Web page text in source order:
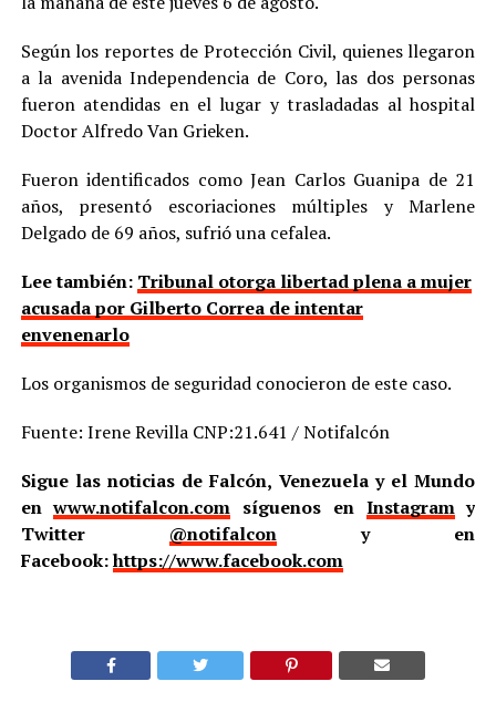
Según los reportes de Protección Civil, quienes llegaron
a la avenida Independencia de Coro, las dos personas
fueron atendidas en el lugar y trasladadas al hospital
Doctor Alfredo Van Grieken.
Fueron identificados como Jean Carlos Guanipa de 21
años, presentó escoriaciones múltiples y Marlene
Delgado de 69 años, sufrió una cefalea.
Lee también: Tribunal otorga libertad plena a mujer
acusada por Gilberto Correa de intentar
envenenarlo
Los organismos de seguridad conocieron de este caso.
Fuente: Irene Revilla CNP:21.641 / Notifalcón
Sigue las noticias de Falcón, Venezuela y el Mundo
enwww.notifalcon.com síguenos en Instagramy
Twitter @notifalcony en
Facebook:https://www.facebook.com